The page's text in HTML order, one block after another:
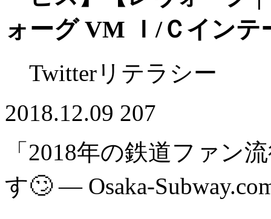
ォーグ VM Ｉ/Ｃイン
Twitterリテラシー
2018.12.09 207
「2018年の鉄道ファン
す🙄 — Osaka-